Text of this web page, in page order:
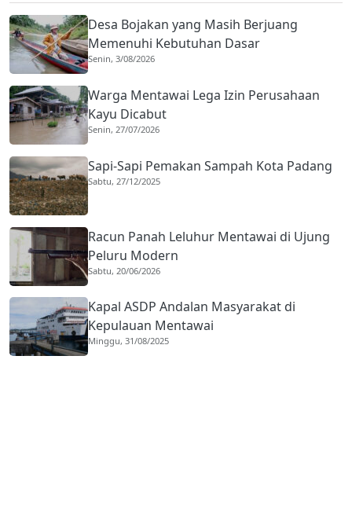
Desa Bojakan yang Masih Berjuang
Memenuhi Kebutuhan Dasar
Senin, 3/08/2026
Warga Mentawai Lega Izin Perusahaan
Kayu Dicabut
Senin, 27/07/2026
Sapi-Sapi Pemakan Sampah Kota Padang
Sabtu, 27/12/2025
Racun Panah Leluhur Mentawai di Ujung
Peluru Modern
Sabtu, 20/06/2026
Kapal ASDP Andalan Masyarakat di
Kepulauan Mentawai
Minggu, 31/08/2025